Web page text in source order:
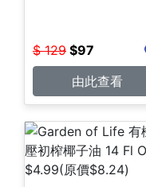
$ 129 $97
由此查看